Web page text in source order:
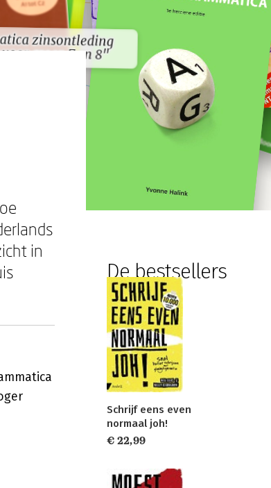
zinsontleding
groep 7 en 8"
zinsontleding
groep 7 en 8"
in
De bestsellers
Schrijf eens even
normaal joh!
€ 22,99